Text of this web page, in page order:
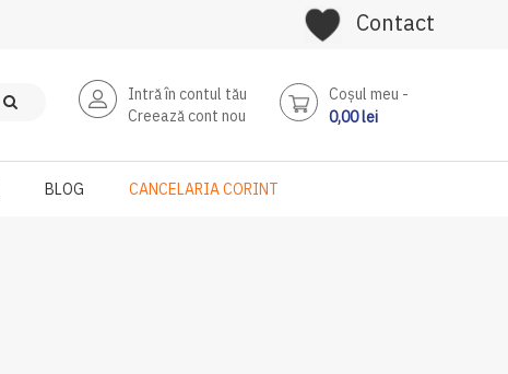
Contact
Intră în contul tău
Creează cont nou
Coşul meu
0,00 lei
BLOG CANCELARIA CORINT